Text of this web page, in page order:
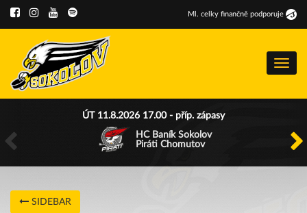
Ml . celky finančně podporuje
Menu
ÚT 11.8.2026 17.00 - příp. zápasy
HC Baník Sokolov
Piráti Chomutov
SIDEBAR